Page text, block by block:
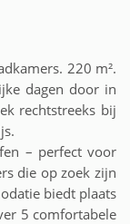
220 m².
dagen door in
rechtstreeks bij
– perfect voor
die op zoek zijn
biedt plaats
5 comfortabele